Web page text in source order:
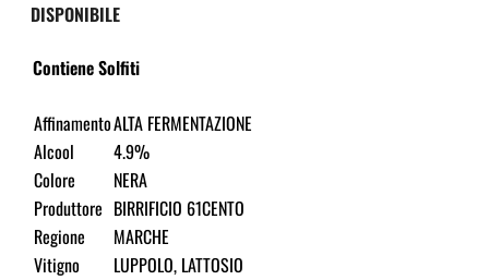
DISPONIBILE
Contiene Solfiti
AffinamentoALTA FERMENTAZIONE
Alcool
4.9%
Colore
NERA
Produttore BIRRIFICIO 61CENTO
Regione
MARCHE
Vitigno
LUPPOLO, LATTOSIO